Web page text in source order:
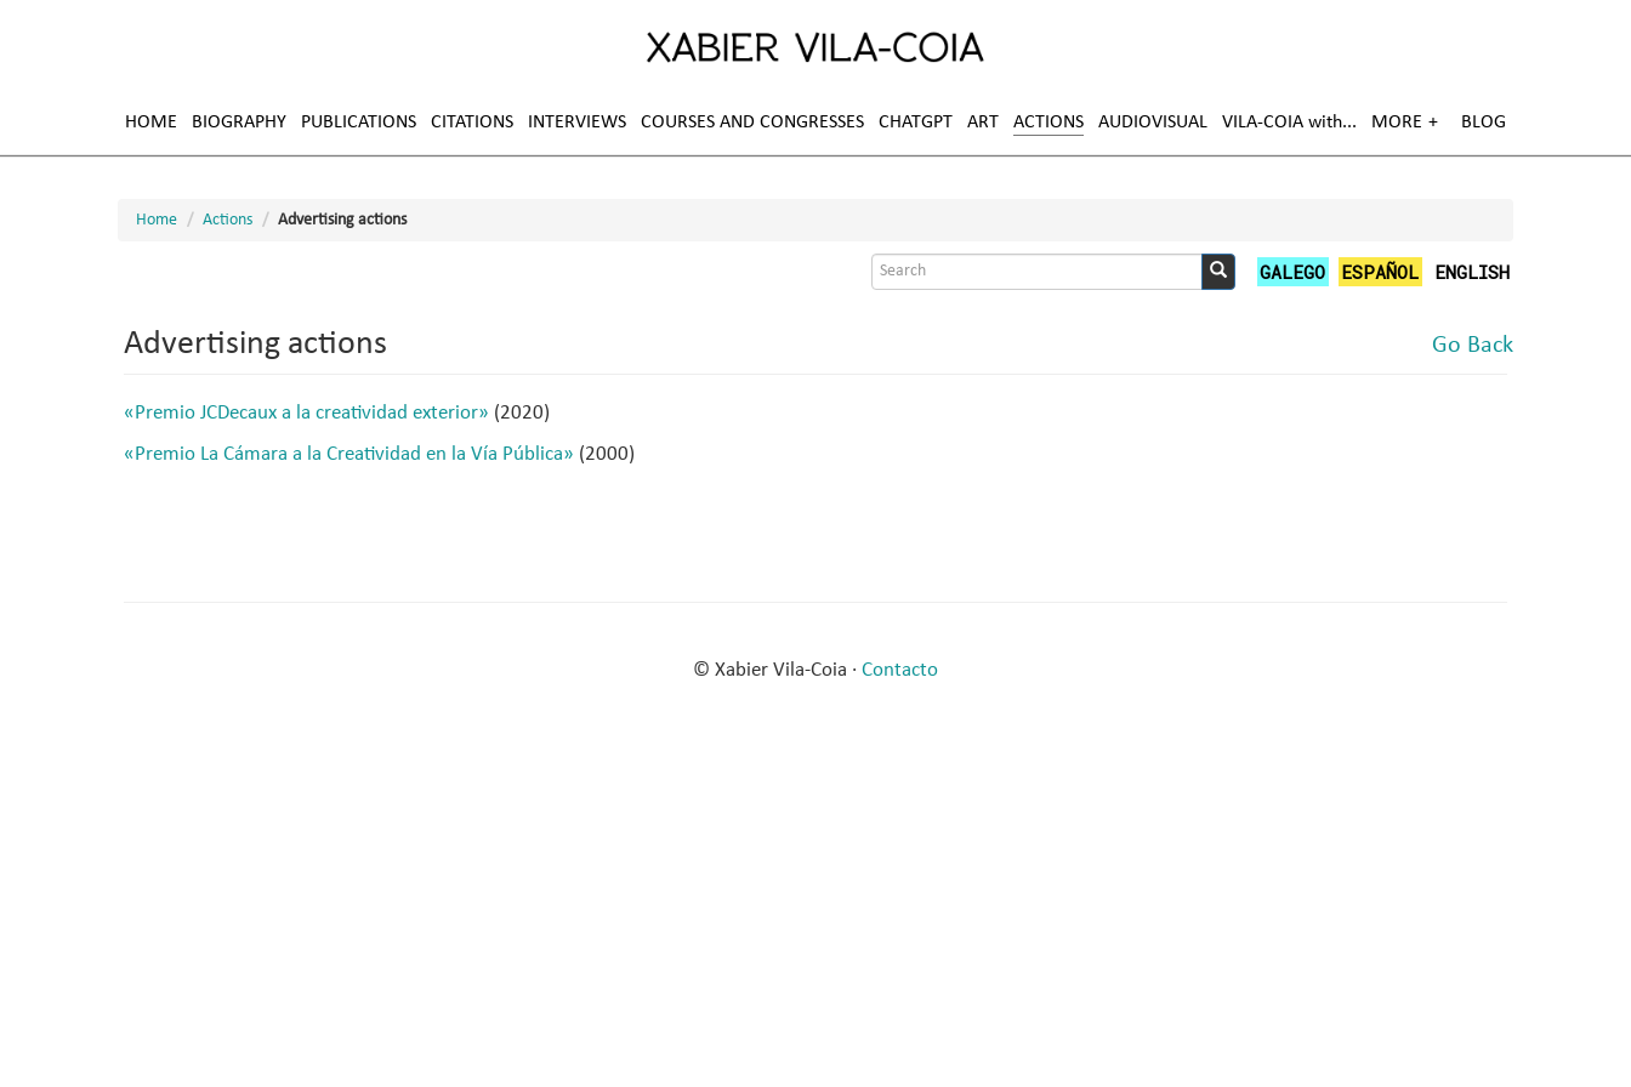
HOME BIOGRAPHY PUBLICATIONS CITATIONS INTERVIEWS COURSES AND CONGRESSES CHATGPT ART ACTIONS AUDIOVISUAL VILA-COIA with MORE BLOG
Home Actions Advertising actions
Search
GALEGO ESPAÑOL ENGLISH
Advertising actions Go Back
«Premio JCDecaux a la creatividad exterior» (2020)
«Premio La Cámara a la Creatividad en la Vía Pública» (2000)
© Xabier Vila-Coia · Contacto